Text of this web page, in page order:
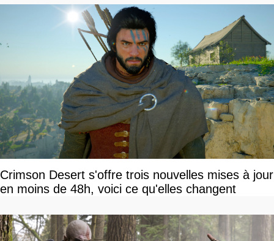
Crimson Desert s'offre trois nouvelles mises à jour
en moins de 48h, voici ce qu'elles changent